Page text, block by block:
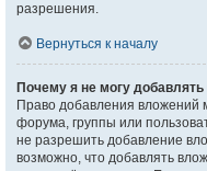
разрешения.
Вернуться к началу
Почему я не могу
Право добавления вложений
форума, группы или
не разрешить добавление
возможно, что добавлять